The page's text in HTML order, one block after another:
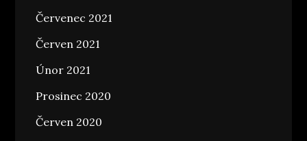
Červenec 2021
Červen 2021
Únor 2021
Prosinec 2020
Červen 2020